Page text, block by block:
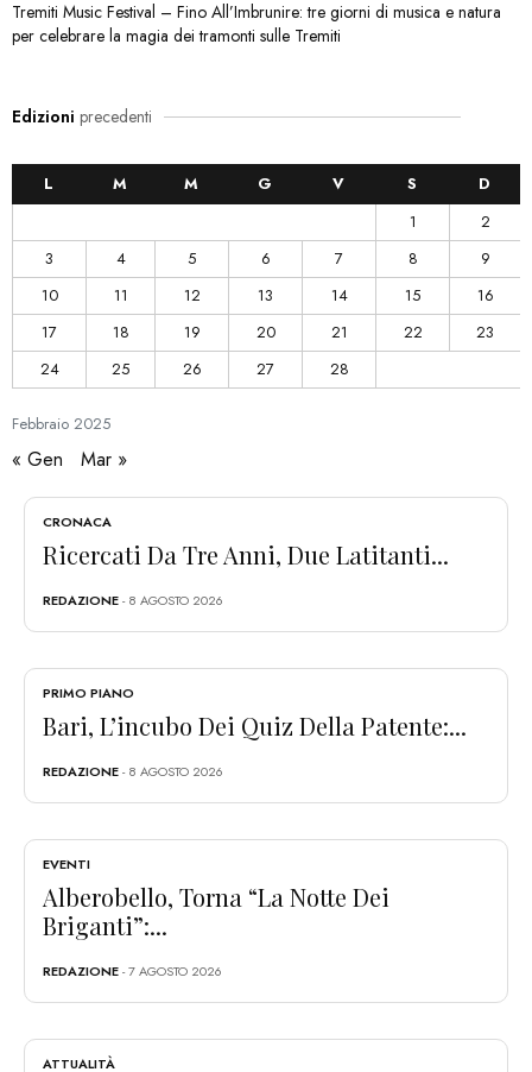
Tremiti Music Festival – Fino All’Imbrunire: tre giorni di musica e natura
per celebrare la magia dei tramonti sulle Tremiti
Edizioni precedenti
Febbraio 2025
L M M G V S
D
1
2
3
4 5 6 7 8
9
10
11 12 13 14 15
16
17
18 19 20 21 22
23
24
25 26 27 28
« Gen Mar »
CRONACA
Ricercati Da Tre Anni, Due Latitanti...
REDAZIONE- 8 AGOSTO 2026
PRIMO PIANO
Bari, L’incubo Dei Quiz Della Patente:...
REDAZIONE- 8 AGOSTO 2026
EVENTI
Alberobello, Torna “La Notte Dei
Briganti”:...
REDAZIONE- 7 AGOSTO 2026
ATTUALITÀ